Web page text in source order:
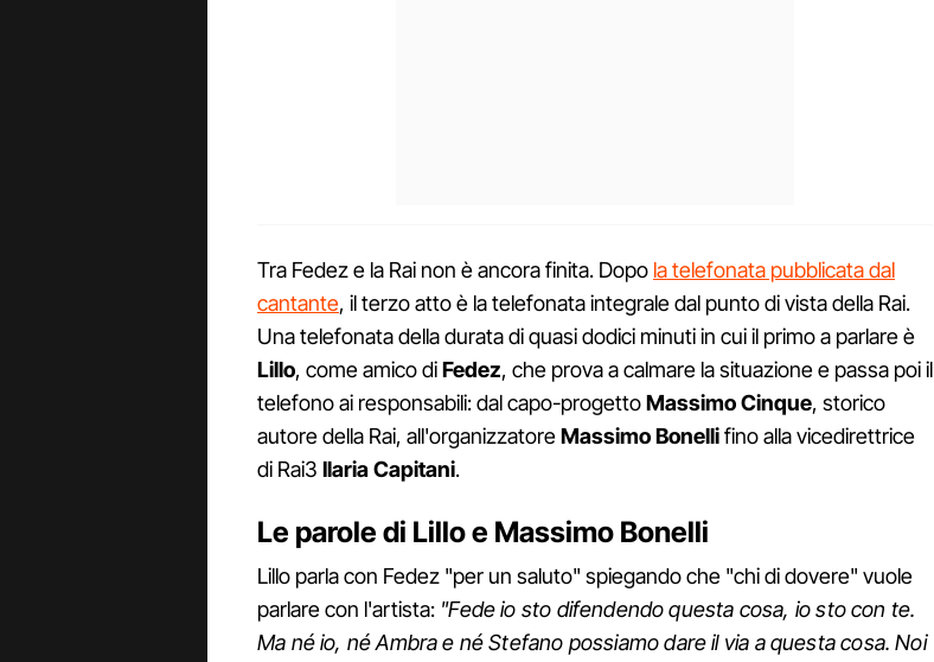
Tra Fedez e la Rai non è ancora finita. Dopo la telefonata pubblicata dal
cantante, il terzo atto è la telefonata integrale dal punto di vista della Rai.
Una telefonata della durata di quasi dodici minuti in cui il primo a parlare è
Lillo, come amico diFedez, che prova a calmare la situazione e passa poi il
telefono ai responsabili: dal capo-progettoMassimoCinque, storico
autore della Rai, all'organizzatoreMassimoBonellifino alla vicedirettrice
di Rai3 IlariaCapitani.
Le parole di Lillo e Massimo Bonelli
Lillo parla con Fedez "per un saluto" spiegando che "chi di dovere" vuole
parlare con l'artista: "Fede io sto difendendo questa cosa, io sto con te.
Ma né io, né Ambra e né Stefano possiamo dare il via a questa cosa. Noi